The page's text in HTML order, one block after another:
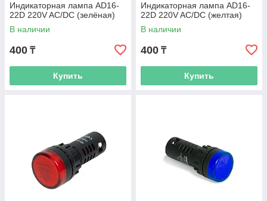
Индикаторная лампа AD16-
22D 220V AC/DC (зелёная)
В наличии
400 ₸
Купить
Индикаторная лампа AD16-
22D 220V AC/DC (желтая)
В наличии
400 ₸
Купить